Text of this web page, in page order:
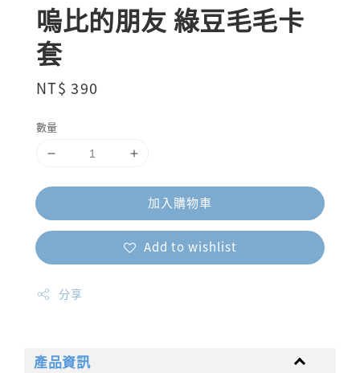
嗚比的朋友 綠豆毛毛卡
套
Regular
NT$ 390
數量
加入購物車
Add to wishlist
分享
產品資訊